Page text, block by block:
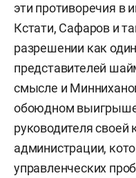
эти противоречия в
Кстати, Сафаров и
разрешении как
представителей
смысле и
обоюдном
руководителя своей
администрации,
управленческих